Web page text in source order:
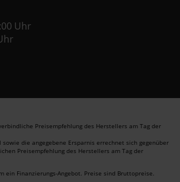
Uhr
Preisempfehlung des Herstellers am Tag der
die angegebene Ersparnis errechnet sich gegenüber
Preisempfehlung des Herstellers am Tag der
ein Finanzierungs-Angebot. Preise sind Bruttopreise.